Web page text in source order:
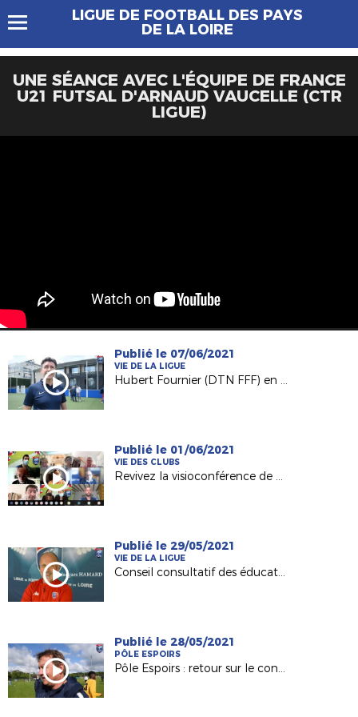
LIGUE DE FOOTBALL DES PAYS
DE LA LOIRE
UNE SÉANCE AVEC L'ÉQUIPE DE FRANCE
U21 FUTSAL D'ARNAUD VAUCELLE (CTR
LIGUE)
Publié le 07/06/2021
VIE DE LA LIGUE
Hubert Fournier (DTN FFF) en visite à la Ligue avant la reprise du foot amateur
Publié le 01/06/2021
VIE DES CLUBS
Revivez la visioconférence de notre service Licences du 31 mai 2021
Publié le 29/05/2021
VIE DE LA LIGUE
Conseil consultatif des éducateurs : les explications de Jacques Hamard
Publié le 28/05/2021
PÔLE ESPOIRS
Pôle Espoirs : retour sur le concours régional avec Lionnel Ducloz (DTR)